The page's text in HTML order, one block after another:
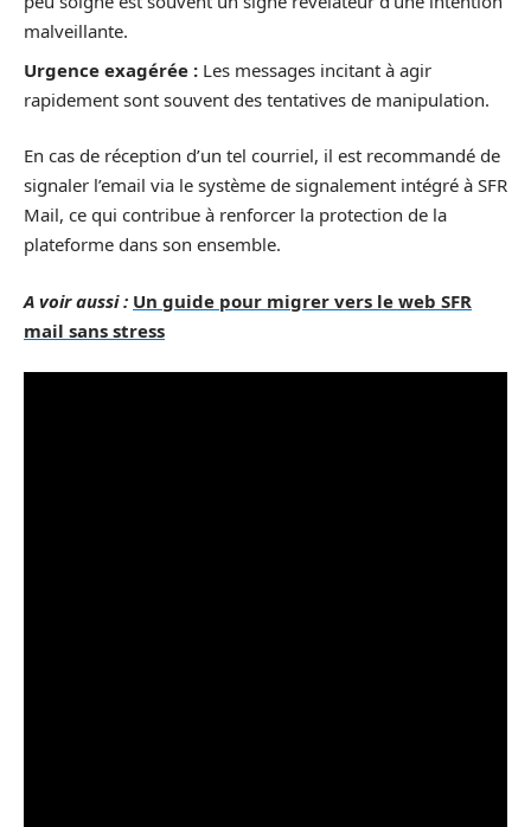
malveillante.
Urgence exagérée : Les messages incitant à agir
rapidement sont souvent des tentatives de manipulation.
En cas de réception d’un tel courriel, il est recommandé de
signaler l’email via le système de signalement intégré à SFR
Mail, ce qui contribue à renforcer la protection de la
plateforme dans son ensemble.
A voir aussi : Un guide pour migrer vers le web SFR
mail sans stress